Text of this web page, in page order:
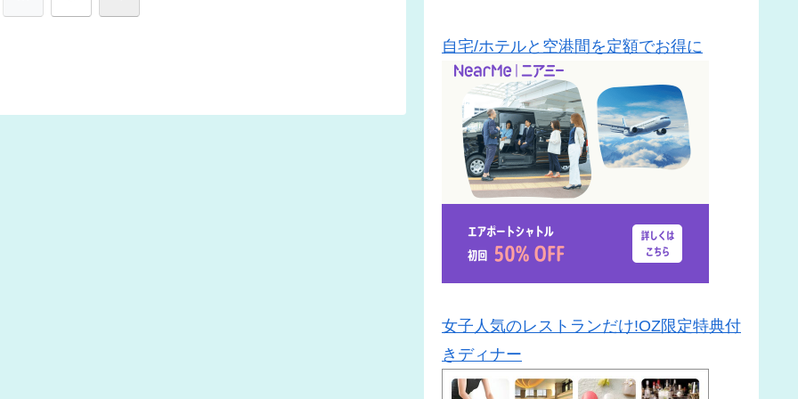
自宅/ホテルと空港間を定額でお得に
女子人気のレストランだけ!OZ限定特典付
きディナー